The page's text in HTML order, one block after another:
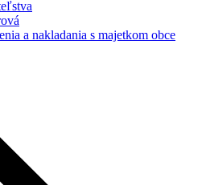
a nakladania s majetkom obce